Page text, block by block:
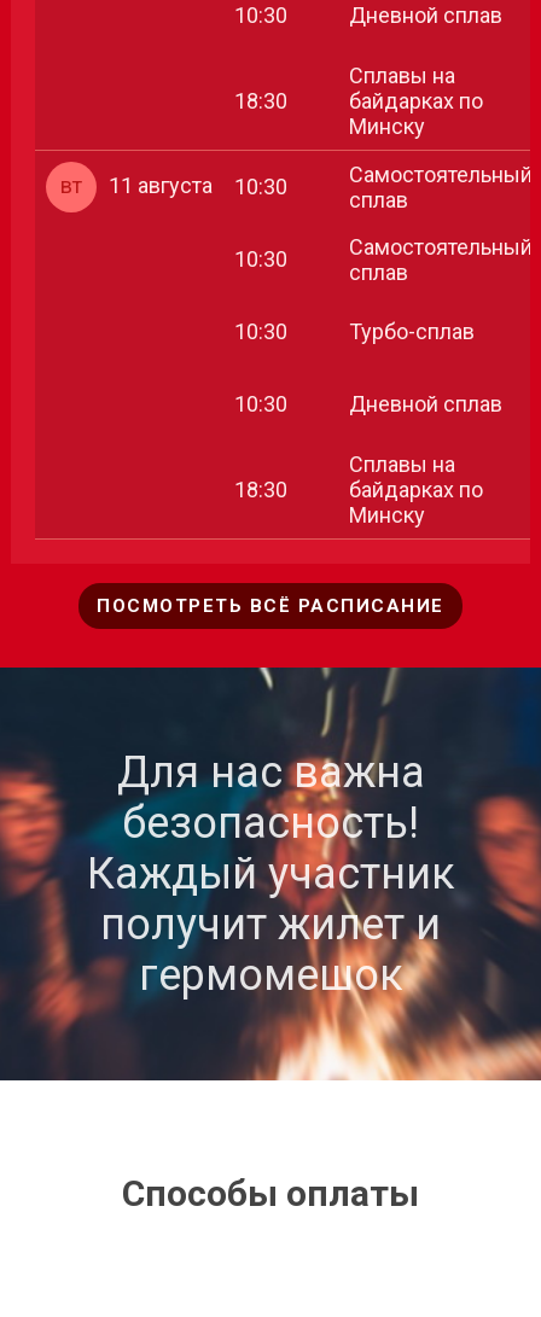
10:30 Дневной сплав
18:30
Сплавы на
байдарках по
Минску
вт 11 августа 10:30
Самостоятельный
сплав
10:30
Самостоятельный
сплав
10:30 Турбо-сплав
10:30 Дневной сплав
18:30
Сплавы на
байдарках по
Минску
ПОСМОТРЕТЬ ВСЁ РАСПИСАНИЕ
Для нас важна
безопасность!
Каждый участник
получит жилет и
гермомешок
Способы оплаты